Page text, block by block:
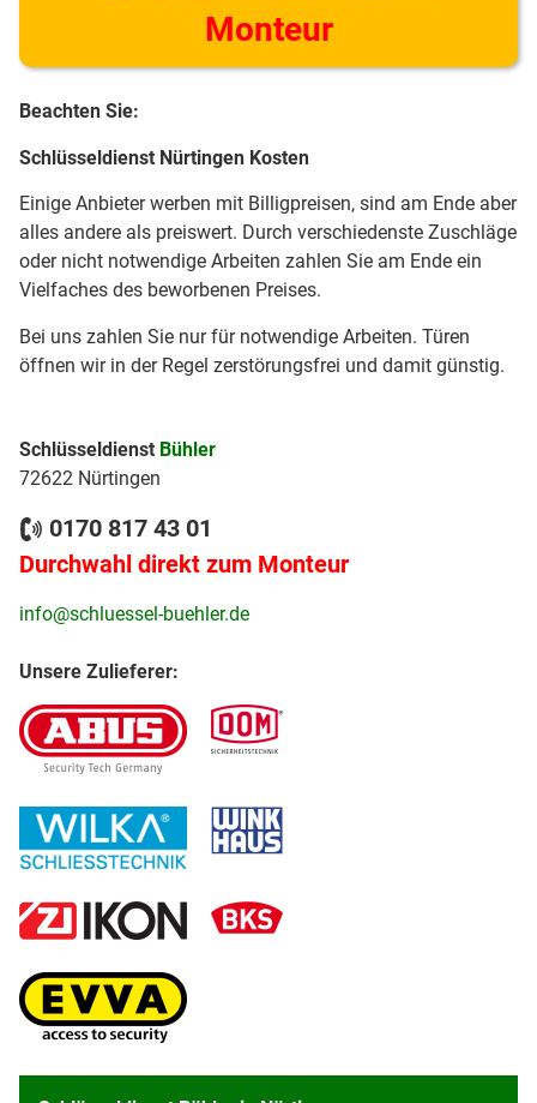
Monteur
Beachten Sie:
Schlüsseldienst Nürtingen Kosten
Einige Anbieter werben mit Billigpreisen, sind am Ende aber
alles andere als preiswert. Durch verschiedenste Zuschläge
oder nicht notwendige Arbeiten zahlen Sie am Ende ein
Vielfaches des beworbenen Preises.
Bei uns zahlen Sie nur für notwendige Arbeiten. Türen
öffnen wir in der Regel zerstörungsfrei und damit günstig.
Schlüsseldienst Bühler
72622 Nürtingen
0170 817 43 01
Durchwahl direkt zum Monteur
info@schluessel-buehler.de
Unsere Zulieferer: